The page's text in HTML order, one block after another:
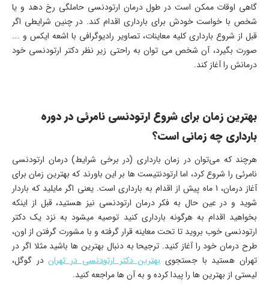
گاهی اوقات ممکن است در طول درمان ارتودنسی حاملگی رخ دهد و یا
شخص با خواست خودش برای بارداری اقدام کند. در چنین شرایطی اگر
قبل از شروع بارداری کلیه معاینات، تصاویر رادیوگرافی با اشعه ایکس و ….
صورت بگیرد، آن شخص می توان به راحتی زیر نظر دکتر ارتودنسی خود
درمانش را آغاز کند.
بهترین زمان برای شروع ارتودنسی نامرئی در دوره
بارداری چه زمانی است؟
هرچند که می‌توان در زمان بارداری (در برخی شرایط) درمان ارتودنسی
نامرئی را شروع کرد، اما ارتودنتیست ها بر این باورند که بهترین زمان برای
آغاز درمان، 1 ماه پیش از اقدام به بارداری است. یعنی اگر مایلید که باردار
شوید و در عین حال به فکر درمان ارتودنسی نیز هستید، قبل از اینکه
بخواهید اقدام به هرگونه بارداری کنید توصیه میشود به نزد یک دکتر
ارتودنسی خوب بروید تا تحت معاینه قرار گرفته و با مشورت گرفتن از اون،
طرح درمان خود را آغاز کنید. ترجیحا به دنبال بهترین ها باشید مثلا اگر در
تهران هستید با جستجویبهترین دکتر ارتودنسی در تهراندر گوگل،
لیستی از بهترین ها را پیدا کرده و به آن ها مراجعه کنید.